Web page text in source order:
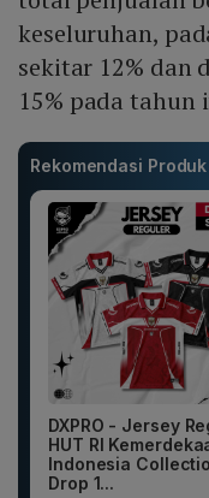
keseluruhan,
sekitar 12% dan
15% pada tahun
Rekomendasi Produk
DXPRO - Jersey
HUT RI
Indonesia
Drop 1...